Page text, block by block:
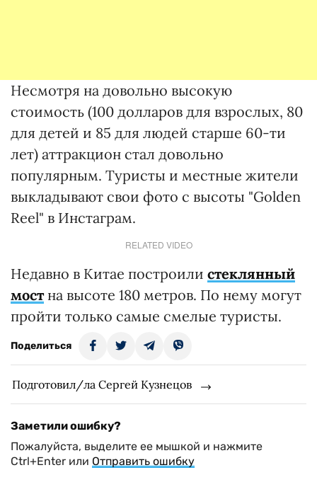
Несмотря на довольно высокую
стоимость (100 долларов для взрослых, 80
для детей и 85 для людей старше 60-ти
лет) аттракцион стал довольно
популярным. Туристы и местные жители
выкладывают свои фото с высоты "Golden
Reel" в Инстаграм.
RELATED VIDEO
Недавно в Китае построили стеклянный
мостна высоте 180 метров. По нему могут
пройти только самые смелые туристы.
Поделиться
Подготовил/ла Сергей Кузнецов
Заметили ошибку?
Пожалуйста, выделите ее мышкой и нажмите
Ctrl+Enter или Отправить ошибку